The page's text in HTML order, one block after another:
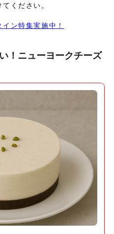
ください。
ン特集実施中！
！ニューヨークチーズ